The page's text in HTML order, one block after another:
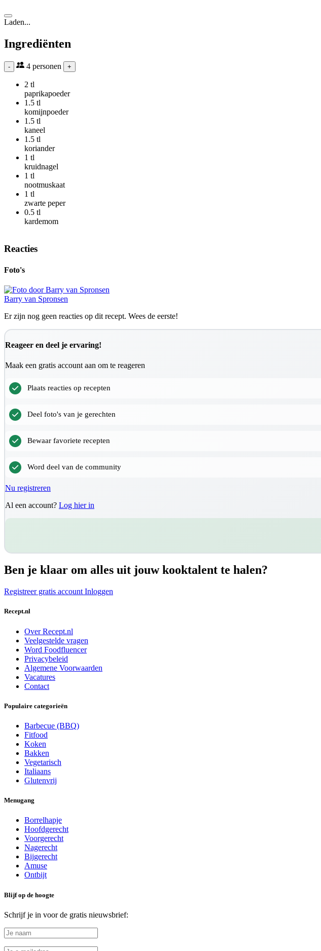
Laden...
Ingrediënten
- 4 personen +
2 tl
paprikapoeder
1.5 tl
komijnpoeder
1.5 tl
kaneel
1.5 tl
koriander
1 tl
kruidnagel
1 tl
nootmuskaat
1 tl
zwarte peper
0.5 tl
kardemom
Reacties
Foto's
Barry van Spronsen
Er zijn nog geen reacties op dit recept. Wees de eerste!
Reageer en deel je ervaring!
Maak een gratis account aan om te reageren
Plaats reacties op recepten
Deel foto's van je gerechten
Bewaar favoriete recepten
Word deel van de community
Nu registreren
Al een account? Log hier in
Ben je klaar om alles uit jouw kooktalent te halen?
Registreer gratis account Inloggen
Recept.nl
Over Recept.nl
Veelgestelde vragen
Word Foodfluencer
Privacybeleid
Algemene Voorwaarden
Vacatures
Contact
Populaire categorieën
Barbecue (BBQ)
Fitfood
Koken
Bakken
Vegetarisch
Italiaans
Glutenvrij
Menugang
Borrelhapje
Hoofdgerecht
Voorgerecht
Nagerecht
Bijgerecht
Amuse
Ontbijt
Blijf op de hoogte
Schrijf je in voor de gratis nieuwsbrief: